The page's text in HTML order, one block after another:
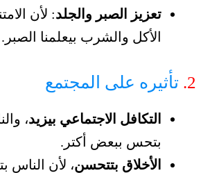
تعزيز الصبر والجلد: لأن
الأكل والشرب بيعلمنا الصبر.
2. تأثيره على المجتمع
التكافل الاجتماعي بيزيد،
بتحس ببعض أكتر.
الأخلاق بتتحسن، لأن الناس